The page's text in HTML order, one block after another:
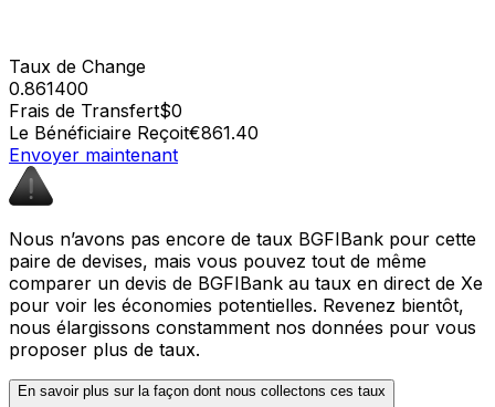
Taux de Change
0.861400
Frais de Transfert$0
Le Bénéficiaire Reçoit€861.40
Envoyer maintenant
Nous n’avons pas encore de taux BGFIBank pour cette
paire de devises, mais vous pouvez tout de même
comparer un devis de BGFIBank au taux en direct de Xe
pour voir les économies potentielles. Revenez bientôt,
nous élargissons constamment nos données pour vous
proposer plus de taux.
En savoir plus sur la façon dont nous collectons ces taux